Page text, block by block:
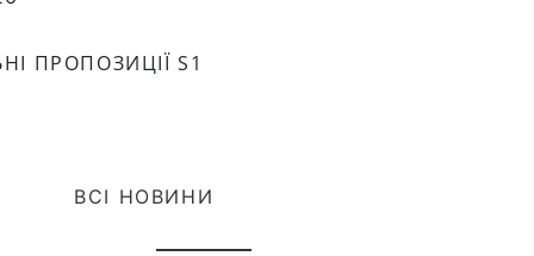
ПРОПОЗИЦІЇ S1
ВСІ НОВИНИ